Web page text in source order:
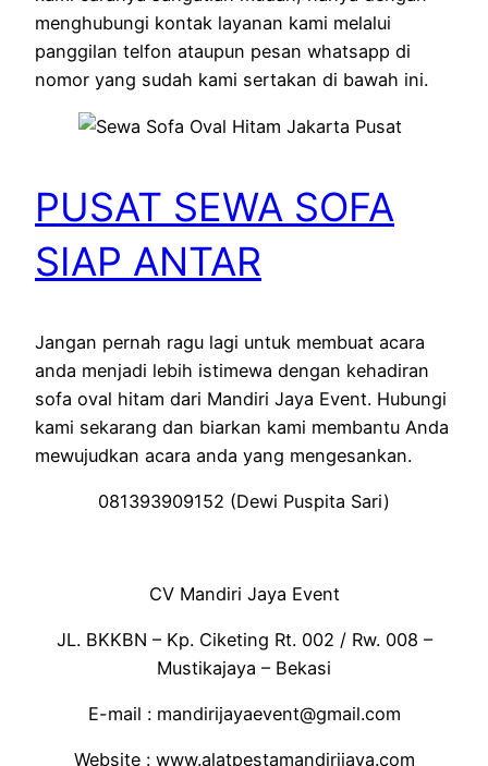
menghubungi kontak layanan kami melalui
panggilan telfon ataupun pesan whatsapp di
nomor yang sudah kami sertakan di bawah ini.
PUSAT SEWA SOFA
SIAP ANTAR
Jangan pernah ragu lagi untuk membuat acara
anda menjadi lebih istimewa dengan kehadiran
sofa oval hitam dari Mandiri Jaya Event. Hubungi
kami sekarang dan biarkan kami membantu Anda
mewujudkan acara anda yang mengesankan.
081393909152 (Dewi Puspita Sari)
CV Mandiri Jaya Event
JL. BKKBN – Kp. Ciketing Rt. 002 / Rw. 008 –
Mustikajaya – Bekasi
E-mail : mandirijayaevent@gmail.com
Website : www.alatpestamandirijaya.com